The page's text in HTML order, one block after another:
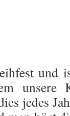
und
jedes